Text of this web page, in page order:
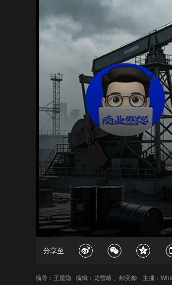
分享至
编导：王星隐 编辑：龙雪晴 、郝奕桦 主播：